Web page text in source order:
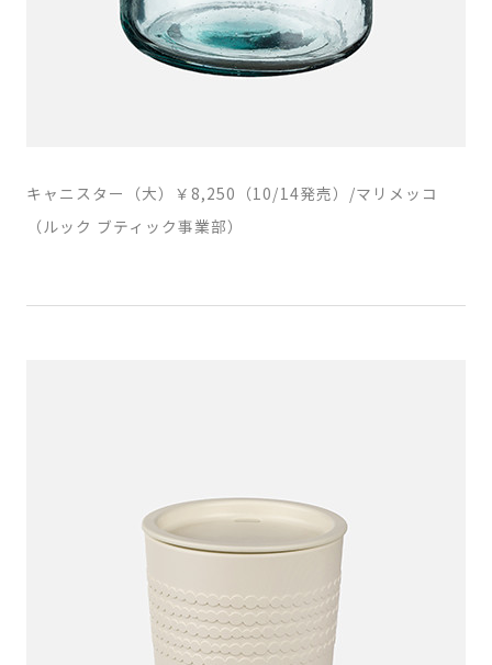
キャニスター（大）￥8,250（10/14発売）/マリメッコ
（ルック ブティック事業部）